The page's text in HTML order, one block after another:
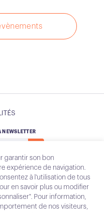
NEWSLETTER
garantir son bon
expérience de navigation.
à l'utilisation de tous
en savoir plus ou modifier
Pour information,
de nos visiteurs,